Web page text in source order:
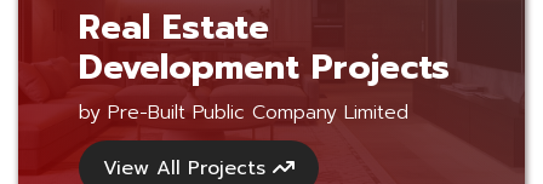
Real Estate
Development Projects
by Pre-Built Public Company Limited
View All Projects